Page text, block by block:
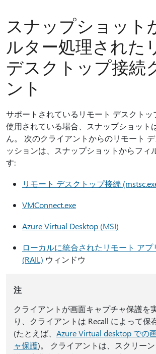
スナップショット
ルター処理された
デスクトップ接続
ント
サポートされているリモート デスクト
使用されている場合、スナップショット
ん。 次のクライアントからのリモート
ッションは、スナップショットからフィ
す:
リモート デスクトップ接続
VMConnect.exe
Azure Virtual Desktop (MSI)
ローカルに統合されたリモート アプ
(RAIL) ウィンドウ
注
クライアントが画面キャプチャ保護を
り、クライアントは Recall によって保
(たとえば、 Azure Virtual desktop での
ャ保護)。 クライアントは、スクリー